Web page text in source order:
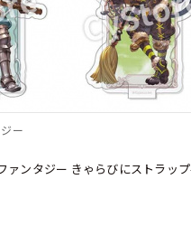
ー
ファンタジー きゃらびにストラ